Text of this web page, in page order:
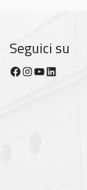
Seguici su
Facebook
Instagram
YouTube
https://www.linkedin.com/company/